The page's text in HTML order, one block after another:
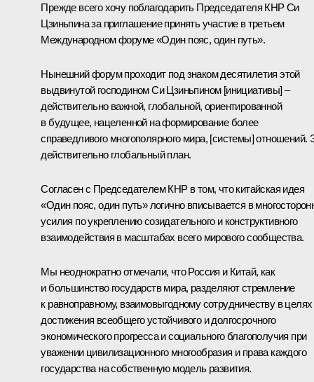
Прежде всего хочу поблагодарить Председателя КНР Си
Цзиньпина за приглашение принять участие в третьем
Международном форуме «Один пояс, один путь».
Нынешний форум проходит под знаком десятилетия этой
выдвинутой господином Си Цзиньпином [инициативы] –
действительно важной, глобальной, ориентированной
в будущее, нацеленной на формирование более
справедливого многополярного мира, [системы] отношений.
действительно глобальный план.
Согласен с Председателем КНР в том, что китайская идея
«Один пояс, один путь» логично вписывается в
усилия по укреплению созидательного и конструктивного
взаимодействия в масштабах всего мирового сообщества.
Мы неоднократно отмечали, что Россия и Китай, как
и большинство государств мира, разделяют стремление
к равноправному, взаимовыгодному сотрудничеству в целях
достижения всеобщего устойчивого и долгосрочного
экономического прогресса и социального благополучия при
уважении цивилизационного многообразия и права каждого
государства на собственную модель развития.